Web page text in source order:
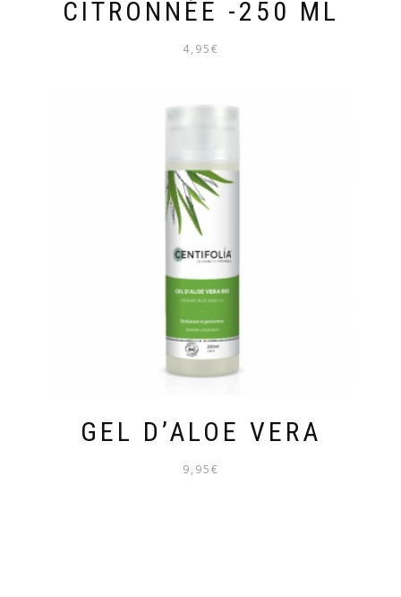
CITRONNÉE -250 ML
4,95€
GEL D’ALOE VERA
9,95€